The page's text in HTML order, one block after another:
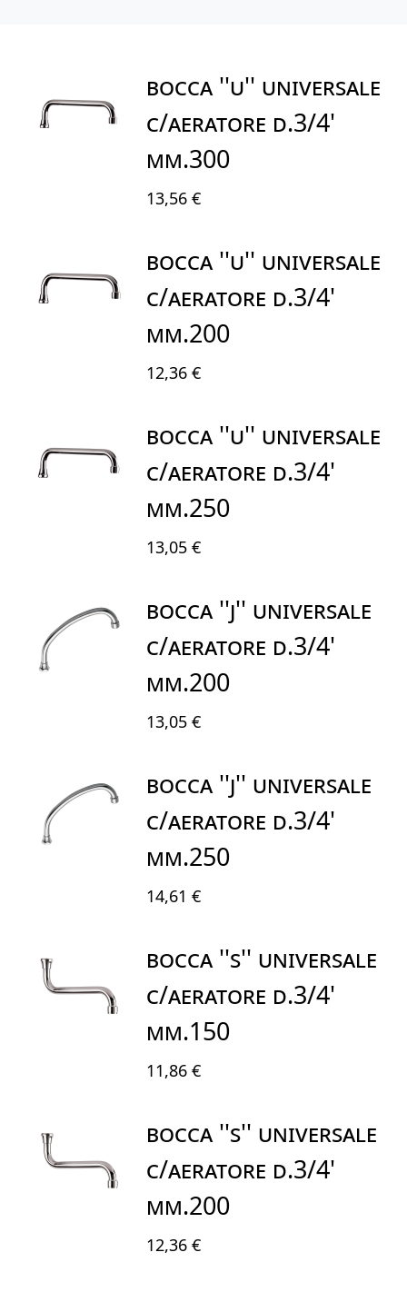
BOCCA ''U'' UNIVERSALE
C/AERATORE D.3/4'
mm.300
13,56 €
BOCCA ''U'' UNIVERSALE
C/AERATORE D.3/4'
mm.200
12,36 €
BOCCA ''U'' UNIVERSALE
C/AERATORE D.3/4'
mm.250
13,05 €
BOCCA ''J'' UNIVERSALE
C/AERATORE D.3/4'
mm.200
13,05 €
BOCCA ''J'' UNIVERSALE
C/AERATORE D.3/4'
mm.250
14,61 €
BOCCA ''S'' UNIVERSALE
C/AERATORE D.3/4'
mm.150
11,86 €
BOCCA ''S'' UNIVERSALE
C/AERATORE D.3/4'
mm.200
12,36 €